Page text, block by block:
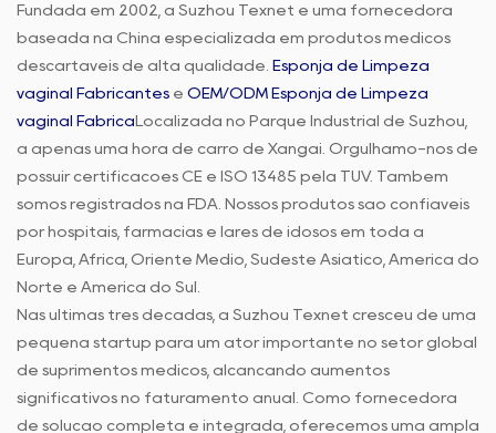
Fundada em 2002, a Suzhou Texnet é uma fornecedora
baseada na China especializada em produtos médicos
descartáveis de alta qualidade. Esponja de Limpeza
vaginal Fabricantes e OEM/ODM Esponja de Limpeza
vaginal Fábrica Localizada no Parque Industrial de Suzhou,
a apenas uma hora de carro de Xangai. Orgulhamo-nos de
possuir certificações CE e ISO 13485 pela TUV. Também
somos registrados na FDA. Nossos produtos são confiáveis
por hospitais, farmácias e lares de idosos em toda a
Europa, África, Oriente Médio, Sudeste Asiático, América do
Norte e América do Sul.
Nas últimas três décadas, a Suzhou Texnet cresceu de uma
pequena startup para um ator importante no setor global
de suprimentos médicos, alcançando aumentos
significativos no faturamento anual. Como fornecedora
de solução completa e integrada, oferecemos uma ampla